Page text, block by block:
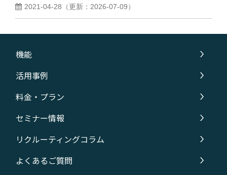
2021-04-28 （更新： 2026-07-09）
機能
活用事例
料金・プラン
セミナー情報
リクルーティングコラム
よくあるご質問